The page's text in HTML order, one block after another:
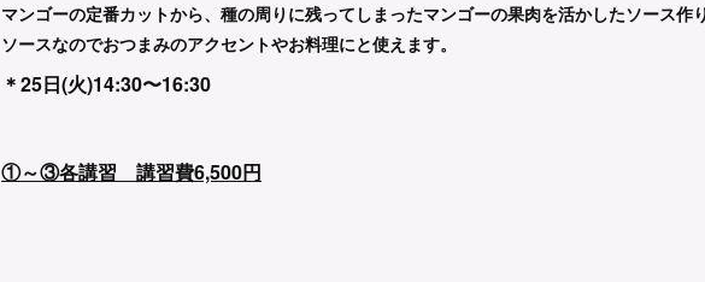
マンゴーの定番カットから、種の周りに残ってしまったマンゴーの果肉を活かしたソース作
ソースなのでおつまみのアクセントやお料理にと使えます。
＊25日(火)14:30〜16:30
①～③各講習 講習費6,500円